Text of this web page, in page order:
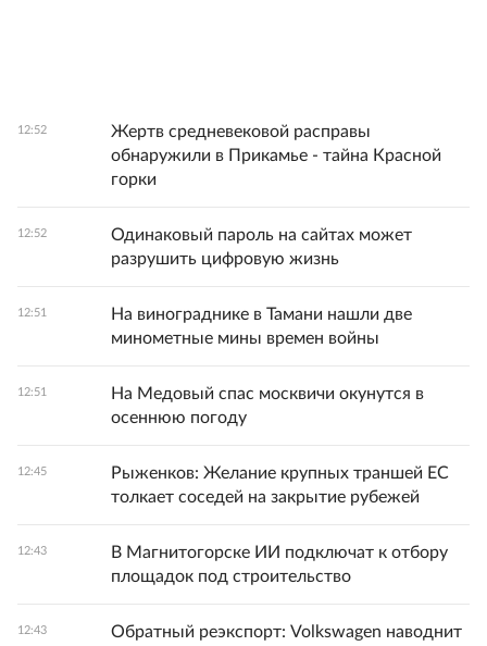
12:52
Жертв средневековой расправы
обнаружили в Прикамье - тайна Красной
горки
12:52
Одинаковый пароль на сайтах может
разрушить цифровую жизнь
12:51
На винограднике в Тамани нашли две
минометные мины времен войны
12:51
На Медовый спас москвичи окунутся в
осеннюю погоду
12:45
Рыженков: Желание крупных траншей ЕС
толкает соседей на закрытие рубежей
12:43
В Магнитогорске ИИ подключат к отбору
площадок под строительство
12:43
Обратный реэкспорт: Volkswagen наводнит